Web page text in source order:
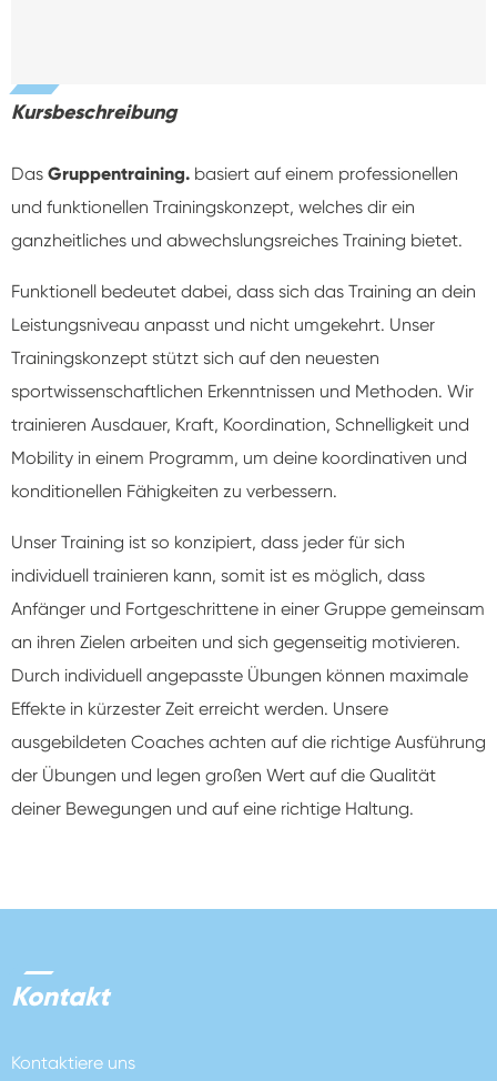
Kursbeschreibung
Das Gruppentraining. basiert auf einem professionellen
und funktionellen Trainingskonzept, welches dir ein
ganzheitliches und abwechslungsreiches Training bietet.
Funktionell bedeutet dabei, dass sich das Training an dein
Leistungsniveau anpasst und nicht umgekehrt. Unser
Trainingskonzept stützt sich auf den neuesten
sportwissenschaftlichen Erkenntnissen und Methoden. Wir
trainieren Ausdauer, Kraft, Koordination, Schnelligkeit und
Mobility in einem Programm, um deine koordinativen und
konditionellen Fähigkeiten zu verbessern.
Unser Training ist so konzipiert, dass jeder für sich
individuell trainieren kann, somit ist es möglich, dass
Anfänger und Fortgeschrittene in einer Gruppe gemeinsam
an ihren Zielen arbeiten und sich gegenseitig motivieren.
Durch individuell angepasste Übungen können maximale
Effekte in kürzester Zeit erreicht werden. Unsere
ausgebildeten Coaches achten auf die richtige Ausführung
der Übungen und legen großen Wert auf die Qualität
deiner Bewegungen und auf eine richtige Haltung.
Kontakt
Kontaktiere uns